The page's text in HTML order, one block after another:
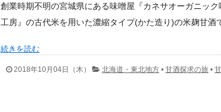
創業時期不明の宮城県にある味噌屋『カネサオーガニック
工房』の古代米を用いた濃縮タイプ(かた造り)の米麹甘酒
続きを読む
2018年10月04日（木） 北海道・東北地方 • 甘酒探求の旅 •